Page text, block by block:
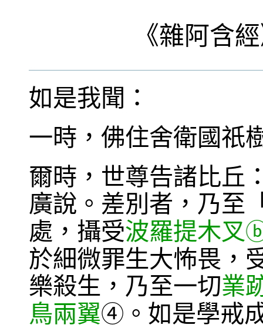
《雜阿含
如是我聞：
一時，佛住舍衛國祇
爾時，世尊告諸比
廣說。差別者，乃至
處，攝受波羅提木叉
於細微罪生大怖畏，
樂殺生，乃至一切業
鳥兩翼④ 。如是學戒